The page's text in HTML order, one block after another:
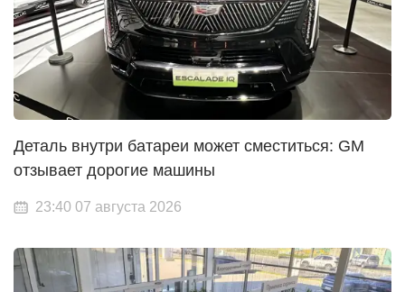
Деталь внутри батареи может сместиться: GM
отзывает дорогие машины
23:40 07 августа 2026